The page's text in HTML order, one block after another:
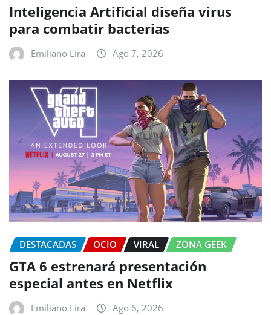
Inteligencia Artificial diseña virus
para combatir bacterias
Emiliano Lira Ago 7, 2026
DESTACADAS OCIO VIRAL ZONA GEEK
GTA 6 estrenará presentación
especial antes en Netflix
Emiliano Lira Ago 6, 2026